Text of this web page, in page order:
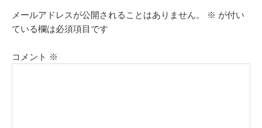
メールアドレスが公開されることはありません。 ※ が付い
ている欄は必須項目です
コメント ※